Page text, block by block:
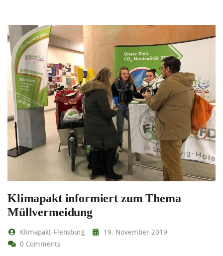
Klimapakt informiert zum Thema
Müllvermeidung
Klimapakt-Flensburg
19. November 2019
0 Comments